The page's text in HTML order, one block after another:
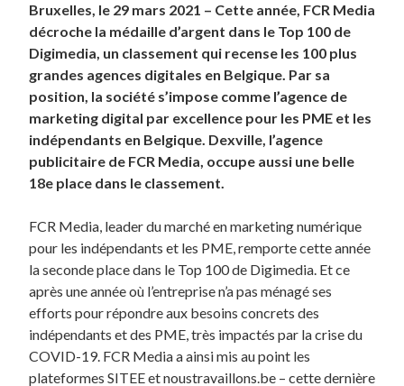
Bruxelles, le 29 mars 2021 – Cette année, FCR Media
décroche la médaille d’argent dans le Top 100 de
Digimedia, un classement qui recense les 100 plus
grandes agences digitales en Belgique. Par sa
position, la société s’impose comme l’agence de
marketing digital par excellence pour les PME et les
indépendants en Belgique. Dexville, l’agence
publicitaire de FCR Media, occupe aussi une belle
18e place dans le classement.
FCR Media, leader du marché en marketing numérique
pour les indépendants et les PME, remporte cette année
la seconde place dans le Top 100 de Digimedia. Et ce
après une année où l’entreprise n’a pas ménagé ses
efforts pour répondre aux besoins concrets des
indépendants et des PME, très impactés par la crise du
COVID-19. FCR Media a ainsi mis au point les
plateformes SITEE et noustravaillons.be – cette dernière